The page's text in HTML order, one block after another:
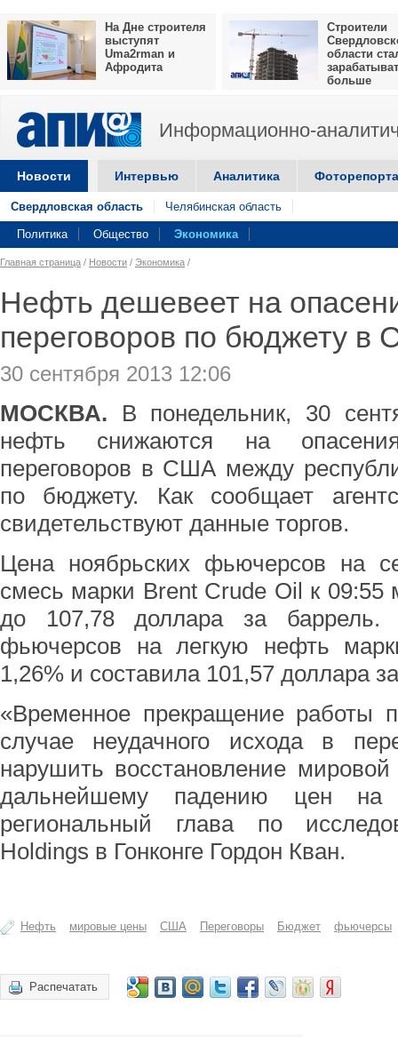
На Дне строителя
выступят
Uma2rman и
Афродита
Строители
области
больше
Информационно-
Новости Интервью Аналитика
Свердловская область Челябинская область
Политика Общество Экономика
Главная страница / Новости / Экономика /
Нефть дешевеет на
переговоров по бюджету в
30 сентября 2013 12:06
МОСКВА. В понедельник, 30
нефть снижаются на
переговоров в США между
по бюджету. Как сообщает
свидетельствуют данные торгов.
Цена ноябрьских фьючерсов на
смесь марки Brent Crude Oil к 09:55
до 107,78 доллара за баррель.
фьючерсов на легкую нефть
1,26% и составила 101,57 доллара
«Временное прекращение работы
случае неудачного исхода в
нарушить восстановление
дальнейшему падению цен на
региональный глава по
Holdings в Гонконге Гордон Кван.
Нефть мировые цены США Переговоры Бюджет фьючерсы
Распечатать